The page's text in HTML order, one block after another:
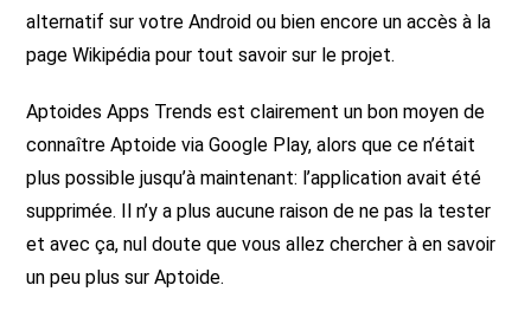
alternatif sur votre Android ou bien encore un accès à la
page Wikipédia pour tout savoir sur le projet.
Aptoides Apps Trends est clairement un bon moyen de
connaître Aptoide via Google Play, alors que ce n’était
plus possible jusqu’à maintenant: l’application avait été
supprimée. Il n’y a plus aucune raison de ne pas la tester
et avec ça, nul doute que vous allez chercher à en savoir
un peu plus sur Aptoide.